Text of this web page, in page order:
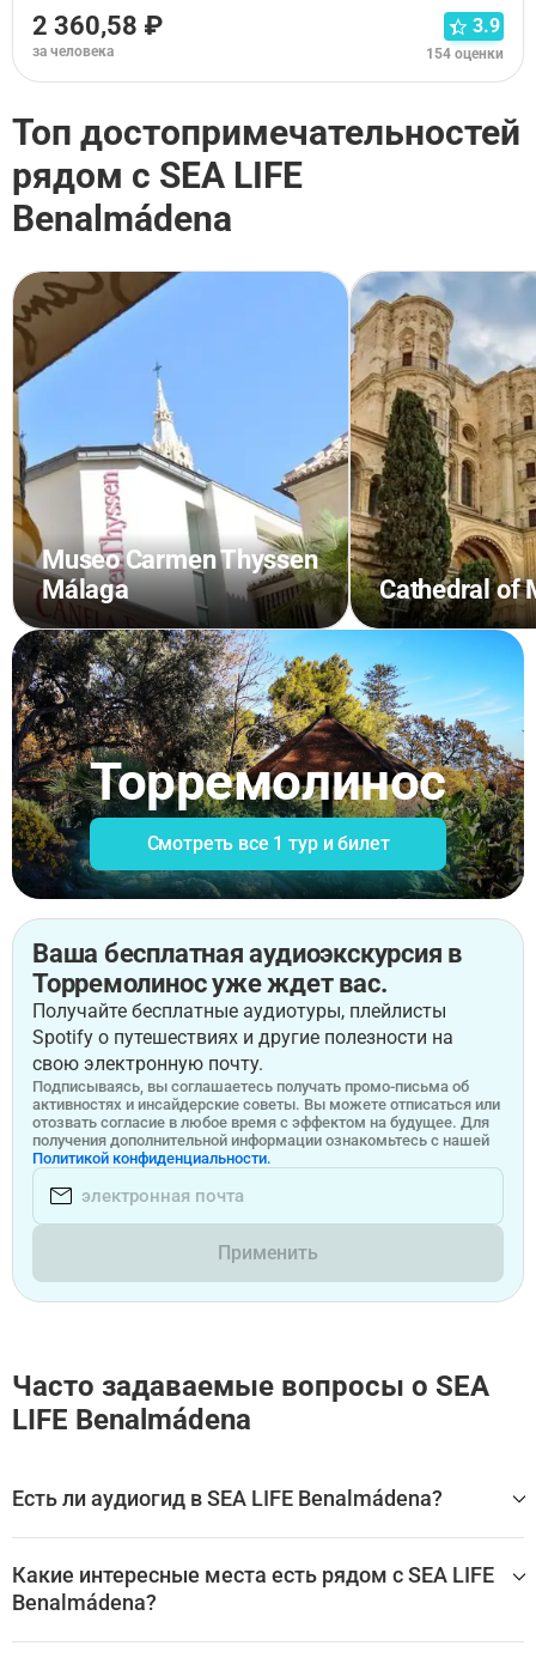
2 360,58 ₽
за человека
3.9
154 оценки
Топ достопримечательностей
рядом с SEA LIFE
Benalmádena
Museo Carmen Thyssen
Málaga
Cathedral of
Торремолинос
Смотреть все 1 тур и билет
Ваша бесплатная аудиоэкскурсия в
Торремолинос уже ждет вас.
Получайте бесплатные аудиотуры, плейлисты
Spotify о путешествиях и другие полезности на
свою электронную почту.
Подписываясь, вы соглашаетесь получать промо-письма об
активностях и инсайдерские советы. Вы можете отписаться или
отозвать согласие в любое время с эффектом на будущее. Для
получения дополнительной информации ознакомьтесь с нашей
Политикой конфиденциальности.
Применить
Часто задаваемые вопросы о SEA
LIFE Benalmádena
Есть ли аудиогид в SEA LIFE Benalmádena?
огид, который помогает самостоятельно изучить главн
ые залы, экспонаты и историю достопримечательности
без экскурсовода.
Лучшие аудиогиды и самостоятельные экскурсии по SE
Какие интересные места есть рядом с SEA LIFE
Benalmádena?